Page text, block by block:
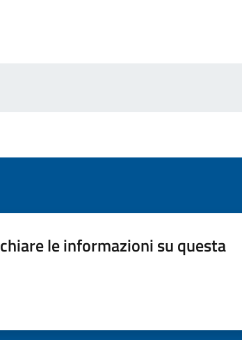
le informazioni su questa